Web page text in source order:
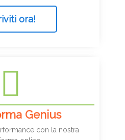
ora!
Genius
con la nostra